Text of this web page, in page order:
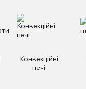
Конвекційні
печі